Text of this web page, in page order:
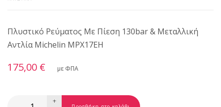
Πλυστικό Ρεύματος Mε Πίεση 130bar & Μεταλλική
Αντλία Michelin MPX17EH
175,00 € με ΦΠΑ
+